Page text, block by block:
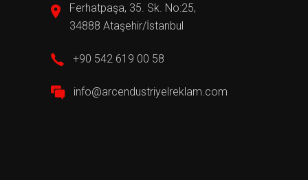
Ferhatpaşa, 35. Sk. No:25,
34888 Ataşehir/İstanbul
+90 542 619 00 58
info@arcendustriyelreklam.com